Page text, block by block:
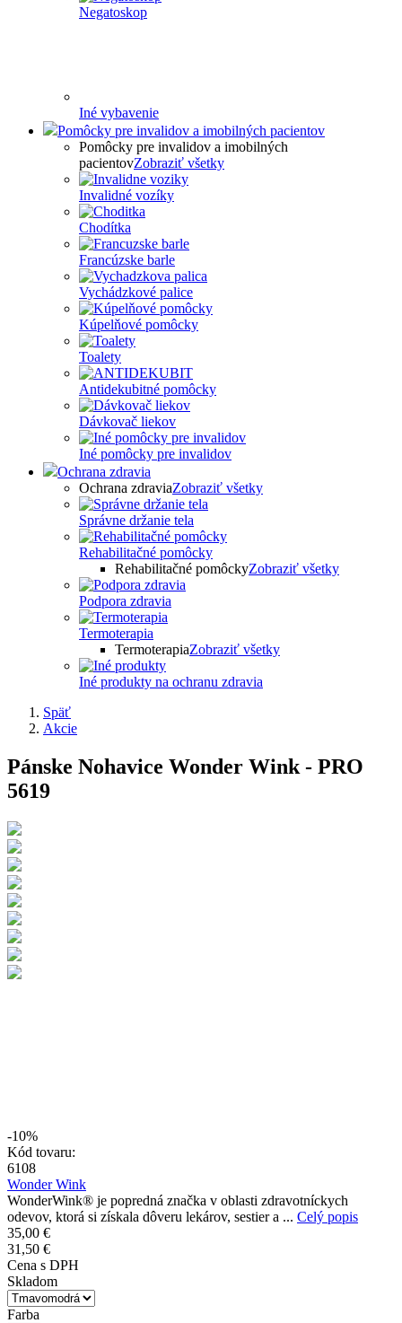
Negatoskop
Iné vybavenie
Pomôcky pre invalidov a imobilných pacientov
Pomôcky pre invalidov a imobilných
pacientovZobraziť všetky
Invalidné vozíky
Chodítka
Francúzske barle
Vychádzkové palice
Kúpelňové pomôcky
Toalety
Antidekubitné pomôcky
Dávkovač liekov
Iné pomôcky pre invalidov
Ochrana zdravia
Ochrana zdraviaZobraziť všetky
Správne držanie tela
Rehabilitačné pomôcky
Rehabilitačné pomôckyZobraziť všetky
Podpora zdravia
Termoterapia
TermoterapiaZobraziť všetky
Iné produkty na ochranu zdravia
Späť
Akcie
Pánske Nohavice Wonder Wink - PRO
5619
-10%
Kód tovaru:
6108
Wonder Wink
WonderWink® je popredná značka v oblasti zdravotníckych
odevov, ktorá si získala dôveru lekárov, sestier a ... Celý popis
35,00 €
31,50 €
Cena s DPH
Skladom
Farba